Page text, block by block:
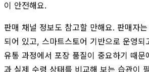
이 안전해요.
판매 채널 정보도 참고할 만해요. 판매자는
되어 있고, 스마트스토어 기반으로 운영되
유통 과정에서 포장 품질이 중요하기 때문
과 실제 수령 상태를 비교해 보는 습관이